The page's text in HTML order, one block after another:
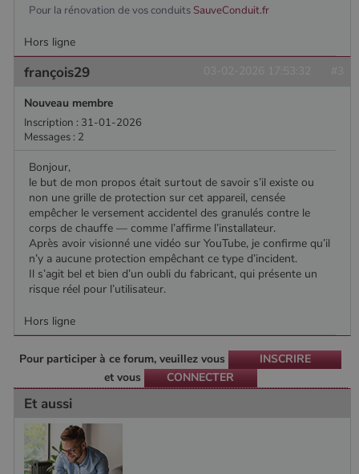
Pour la rénovation de vos conduits SauveConduit.fr
Hors ligne
françois29
Nouveau membre
Inscription : 31-01-2026
Messages : 2
Bonjour,
le but de mon propos était surtout de savoir s’il existe ou
non une grille de protection sur cet appareil, censée
empêcher le versement accidentel des granulés contre le
corps de chauffe — comme l’affirme l’installateur.
Après avoir visionné une vidéo sur YouTube, je confirme qu’il
n’y a aucune protection empêchant ce type d’incident.
Il s’agit bel et bien d’un oubli du fabricant, qui présente un
risque réel pour l’utilisateur.
Hors ligne
Pour participer à ce forum, veuillez vous
INSCRIRE
et vous
CONNECTER
Et aussi